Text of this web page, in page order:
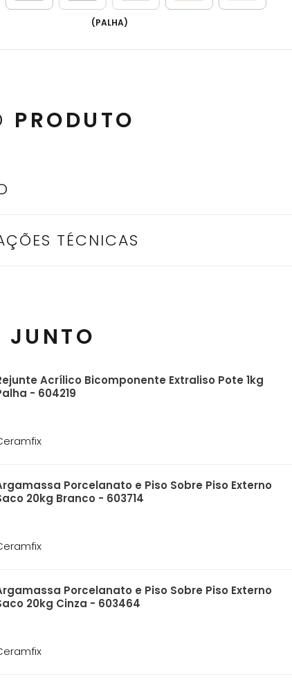
(PALHA)
PRODUTO
TÉCNICAS
JUNTO
Acrílico Bicomponente Extraliso Pote 1kg
- 604219
Porcelanato e Piso Sobre Piso Externo
20kg Branco - 603714
Porcelanato e Piso Sobre Piso Externo
20kg Cinza - 603464